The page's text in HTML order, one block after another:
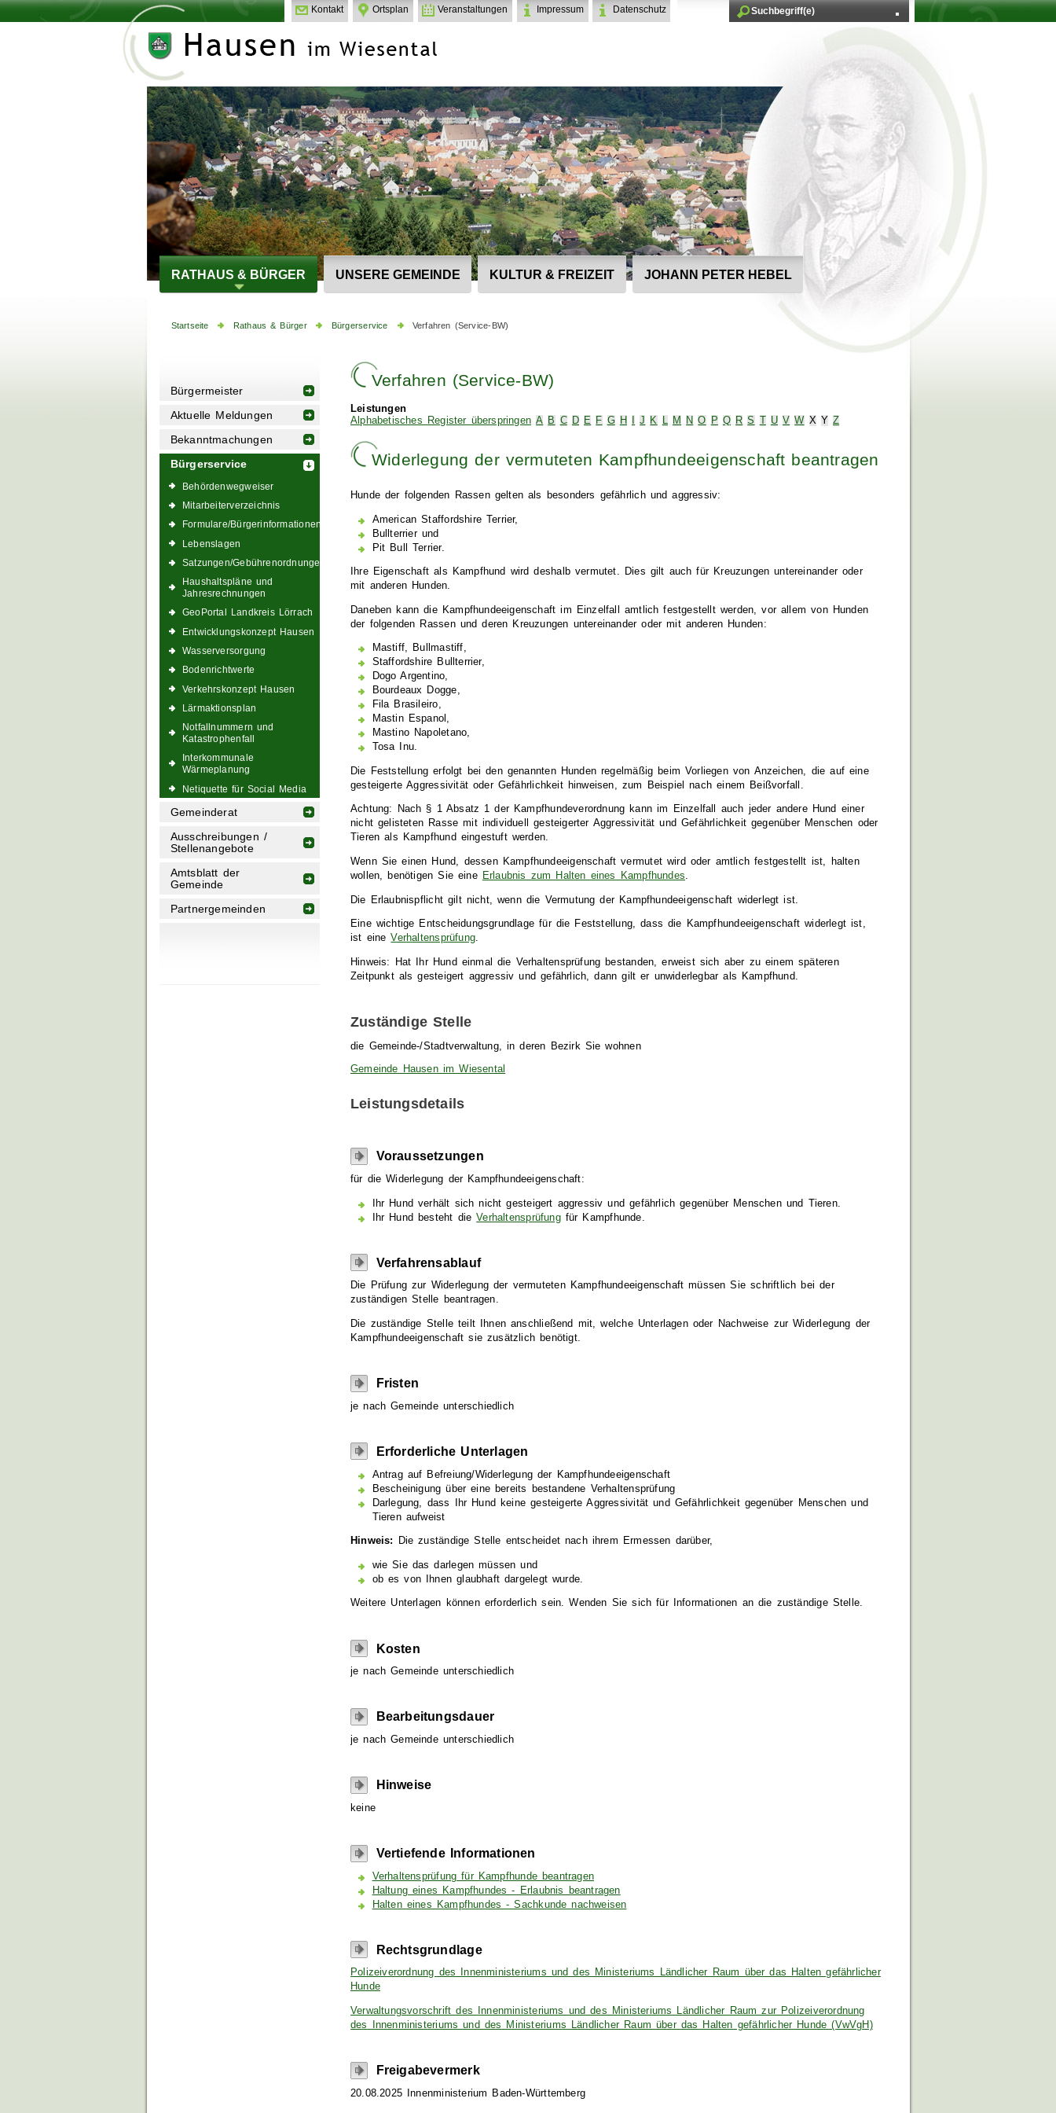
Kontakt Ortsplan Veranstaltungen Impressum Datenschutz
RATHAUS & BÜRGER UNSERE GEMEINDE KULTUR & FREIZEIT JOHANN PETER HEBEL
Startseite Rathaus & Bürger Bürgerservice Verfahren (Service-BW)
Bürgermeister
Aktuelle Meldungen
Bekanntmachungen
Bürgerservice
Behördenwegweiser
Mitarbeiterverzeichnis
Formulare/Bürgerinformationen
Lebenslagen
Satzungen/Gebührenordnungen
Haushaltspläne und
Jahresrechnungen
GeoPortal Landkreis Lörrach
Entwicklungskonzept Hausen
Wasserversorgung
Bodenrichtwerte
Verkehrskonzept Hausen
Lärmaktionsplan
Notfallnummern und
Katastrophenfall
Interkommunale
Wärmeplanung
Netiquette für Social Media
Gemeinderat
Ausschreibungen /
Stellenangebote
Amtsblatt der
Gemeinde
Partnergemeinden
Verfahren (Service-BW)
Leistungen
Alphabetisches Register überspringen A B C D E F G H J K L M N O P Q R S U V W X Y Z
Widerlegung der vermuteten Kampfhundeeigenschaft beantragen
Hunde der folgenden Rassen gelten als besonders gefährlich und aggressiv:
American Staffordshire Terrier,
Bullterrier und
Pit Bull Terrier.
Ihre Eigenschaft als Kampfhund wird deshalb vermutet. Dies gilt auch für Kreuzungen untereinander oder
mit anderen Hunden.
Daneben kann die Kampfhundeeigenschaft im Einzelfall amtlich festgestellt werden, vor allem von Hunden
der folgenden Rassen und deren Kreuzungen untereinander oder mit anderen Hunden:
Mastiff, Bullmastiff,
Staffordshire Bullterrier,
Dogo Argentino,
Bourdeaux Dogge,
Fila Brasileiro,
Mastin Espanol,
Mastino Napoletano,
Tosa Inu.
Die Feststellung erfolgt bei den genannten Hunden regelmäßig beim Vorliegen von Anzeichen, die auf eine
gesteigerte Aggressivität oder Gefährlichkeit hinweisen, zum Beispiel nach einem Beißvorfall .
Achtung: Nach § 1 Absatz 1 der Kampfhundeverordnung kann im Einzelfall auch jeder andere Hund einer
nicht gelisteten Rasse mit individuell gesteigerter Aggressivität und Gefährlichkeit gegenüber Menschen oder
Tieren als Kampfhund eingestuft werden.
Wenn Sie einen Hund, dessen Kampfhundeeigenschaft vermutet wird oder amtlich festgestellt ist, halten
wollen, benötigen Sie eine Erlaubnis zum Halten eines Kampfhundes.
Die Erlaubnispflicht gilt nicht, wenn die Vermutung der Kampfhundeeigenschaft widerlegt ist.
Eine wichtige Entscheidungsgrundlage für die Feststellung, dass die Kampfhundeeigenschaft widerlegt ist,
ist eineVerhaltensprüfung.
Hinweis: Hat Ihr Hund einmal die Verhaltensprüfung bestanden, erweist sich aber zu einem späteren
Zeitpunkt als gesteigert aggressiv und gefährlich, dann gilt er unwiderlegbar als Kampfhund.
Zuständige Stelle
die Gemeinde-/Stadtverwaltung, in deren Bezirk Sie wohnen
Gemeinde Hausen im Wiesental
Leistungsdetails
Voraussetzungen
für die Widerlegung der Kampfhundeeigenschaft:
Ihr Hund verhält sich nicht gesteigert aggressiv und gefährlich gegenüber Menschen und Tieren.
Ihr Hund besteht dieVerhaltensprüfungfür Kampfhunde.
Verfahrensablauf
Die Prüfung zur Widerlegung der vermuteten Kampfhundeeigenschaft müssen Sie schriftlich bei der
zuständigen Stelle beantragen.
Die zuständige Stelle teilt Ihnen anschließend mit, welche Unterlagen oder Nachweise zur Widerlegung der
Kampfhundeeigenschaft sie zusätzlich benötigt.
Fristen
je nach Gemeinde unterschiedlich
Erforderliche Unterlagen
Antrag auf Befreiung/Widerlegung der Kampfhundeeigenschaft
Bescheinigung über eine bereits bestandene Verhaltensprüfung
Darlegung, dass Ihr Hund keine gesteigerte Aggressivität und Gefährlichkeit gegenüber Menschen und
Tieren aufweist
Hinweis: Die zuständige Stelle entscheidet nach ihrem Ermessen darüber,
wie Sie das darlegen müssen und
ob es von Ihnen glaubhaft dargelegt wurde.
Weitere Unterlagen können erforderlich sein. Wenden Sie sich für Informationen an die zuständige Stelle.
Kosten
je nach Gemeinde unterschiedlich
Bearbeitungsdauer
je nach Gemeinde unterschiedlich
Hinweise
keine
Vertiefende Informationen
Verhaltensprüfung für Kampfhunde beantragen
Haltung eines Kampfhundes - Erlaubnis beantragen
Halten eines Kampfhundes - Sachkunde nachweisen
Rechtsgrundlage
Polizeiverordnung des Innenministeriums und des Ministeriums Ländlicher Raum über das Halten gefährlicher
Hunde
Verwaltungsvorschrift des Innenministeriums und des Ministeriums Ländlicher Raum zur Polizeiverordnung
des Innenministeriums und des Ministeriums Ländlicher Raum über das Halten gefährlicher Hunde (VwVgH)
Freigabevermerk
20.08.2025 Innenministerium Baden-Württemberg